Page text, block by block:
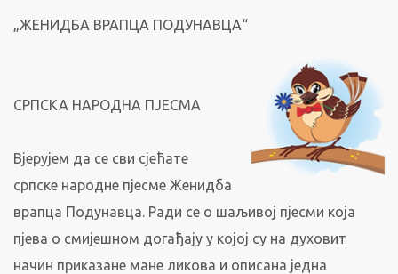
„ЖЕНИДБА ВРАПЦА ПОДУНАВЦА“
СРПСКА НАРОДНА ПЈЕСМА
Вјерујем да се сви сјећате
српске народне пјесме Женидба
врапца Подунавца. Ради се о шаљивој пјесми која
пјева о смијешном догађају у којој су на духовит
начин приказане мане ликова и описана једна